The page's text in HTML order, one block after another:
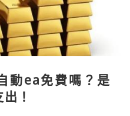
動ea免費嗎？是
！